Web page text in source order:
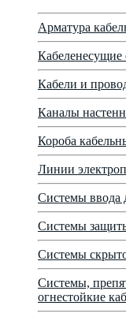
Арматура
Кабеленесущие
Кабели и
Каналы
Короба
Линии
Системы ввода
Системы
Системы
Системы,
огнестойкие